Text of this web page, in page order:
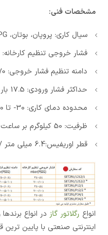
مشخصات فنی:
سیال کاری: پروپان، بوتان، LPG
فشار خروجی تنظیم کارخانه: 350 میلی بار/ 5 PSIG
دامنه تنظیم فشار خروجی: 70 الی 350 میلی بار/ 1 تا 5 PSIG
حداکثر فشار ورودی: 17.5 بار /250 PSIG
محدوده دمای کاری: 30- تا 60 درجه سانتی گراد
ظرفیت: 50 کیلوگرم بر ساعت
قطر اوریفیس:6.4 میلی متر / 1/4 اینچ
انواع رگلاتور گاز در انواع
اینترنتی صنعتی با پایین